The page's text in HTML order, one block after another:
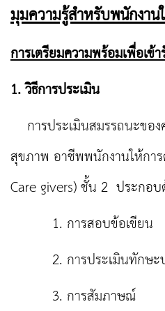
มุมความรู้สำหรับพนักงาน
การเตรียมความพร้อมเพื่อเข้
1. วิธีการประเมิน
การประเมินสมรรถนะขอ
สุขภาพ อาชีพพนักงานให้กา
Care givers) ชั้น 2 ประกอบ
1. การสอบข้อเขียน
2. การประเมินทักษะ
3. การสัมภาษณ์